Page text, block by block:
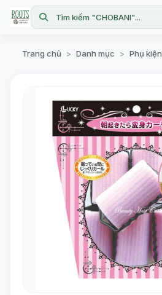
Tìm kiếm "CHOBANI"...
Trang chủ > Danh mục > Phụ kiện